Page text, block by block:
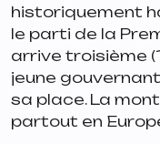
historiquement
le parti de la
arrive troisième
jeune
sa place. La
partout en